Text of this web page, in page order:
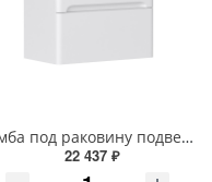
Тумба под раковину подвесная EQUIL Найс 70 см tpNICE70.2Y-05 белая
22 437 ₽